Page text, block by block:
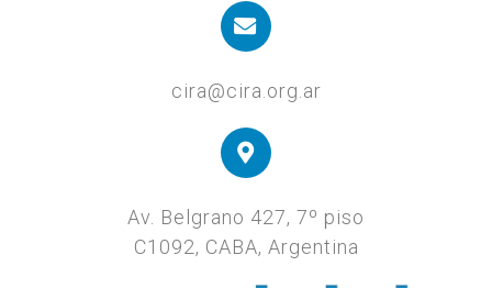
cira@cira.org.ar
Av. Belgrano 427, 7º piso
C1092, CABA, Argentina